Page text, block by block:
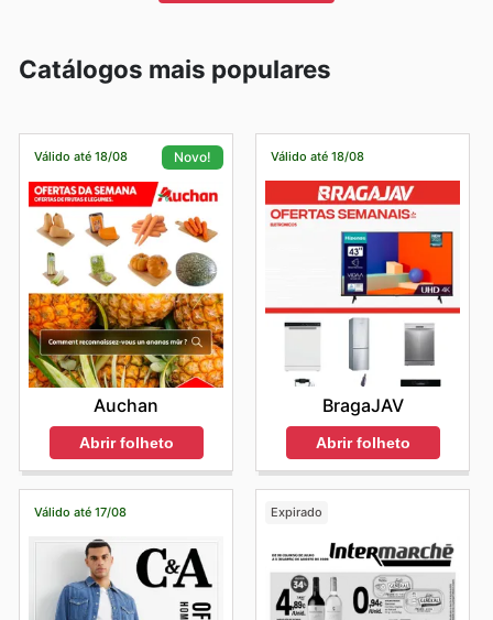
Catálogos mais populares
Válido até 18/08 Novo!
Auchan
Abrir folheto
Válido até 18/08
BragaJAV
Abrir folheto
Válido até 17/08 Expirado